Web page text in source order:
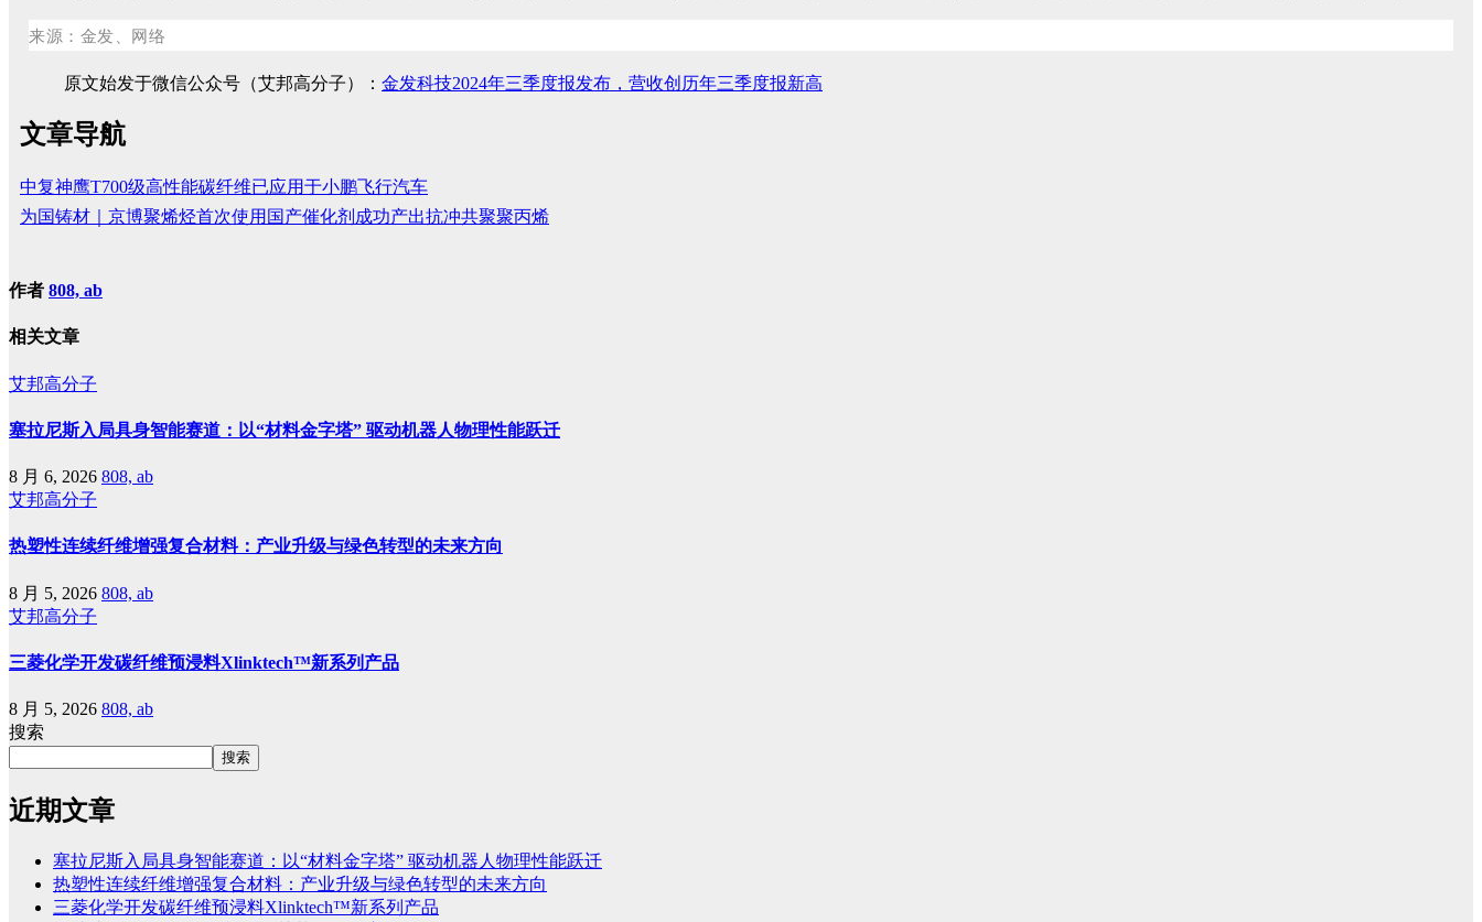
来源：金发、网络
原文始发于微信公众号（艾邦高分子）： 金发科技2024年三季度报发布，营收创历年三季度报新高
文章导航
中复神鹰T700级高性能碳纤维已应用于小鹏飞行汽车
为国铸材｜京博聚烯烃首次使用国产催化剂成功产出抗冲共聚聚丙烯
作者 808, ab
相关文章
艾邦高分子
塞拉尼斯入局具身智能赛道：以“材料金字塔” 驱动机器人物理性能跃迁
8 月 6, 2026 808, ab
艾邦高分子
热塑性连续纤维增强复合材料：产业升级与绿色转型的未来方向
8 月 5, 2026 808, ab
艾邦高分子
三菱化学开发碳纤维预浸料Xlinktech™新系列产品
8 月 5, 2026 808, ab
搜索
搜索
近期文章
塞拉尼斯入局具身智能赛道：以“材料金字塔” 驱动机器人物理性能跃迁
热塑性连续纤维增强复合材料：产业升级与绿色转型的未来方向
三菱化学开发碳纤维预浸料Xlinktech™新系列产品